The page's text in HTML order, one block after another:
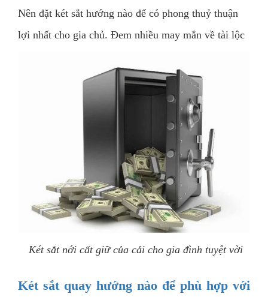
Nên đặt két sắt hướng nào để có phong thuỷ thuận
lợi nhất cho gia chủ. Đem nhiều may mắn về tài lộc
Két sắt nới cất giữ của cải cho gia đình tuyệt vời
Két sắt quay hướng nào để phù hợp với